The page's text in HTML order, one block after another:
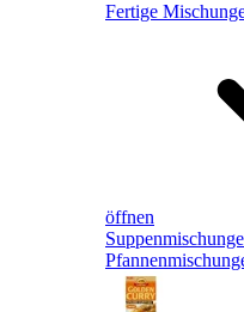
Fertige
öffnen